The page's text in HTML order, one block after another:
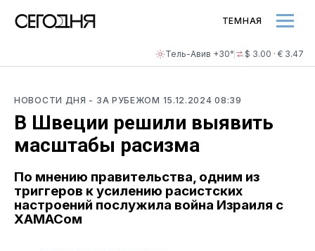
Тель-Авив +30° $ 3.00 · € 3.47
ТЕМНАЯ
НОВОСТИ ДНЯ - ЗА РУБЕЖОМ 15.12.2024 08:39
В Швеции решили выявить
масштабы расизма
По мнению правительства, одним из
триггеров к усилению расистских
настроений послужила война Израиля с
ХАМАСом